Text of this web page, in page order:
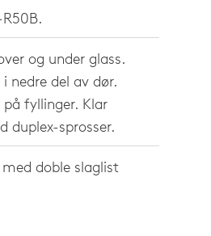
og under glass.
nedre del av dør.
på fyllinger. Klar
duplex-sprosser.
doble slaglist